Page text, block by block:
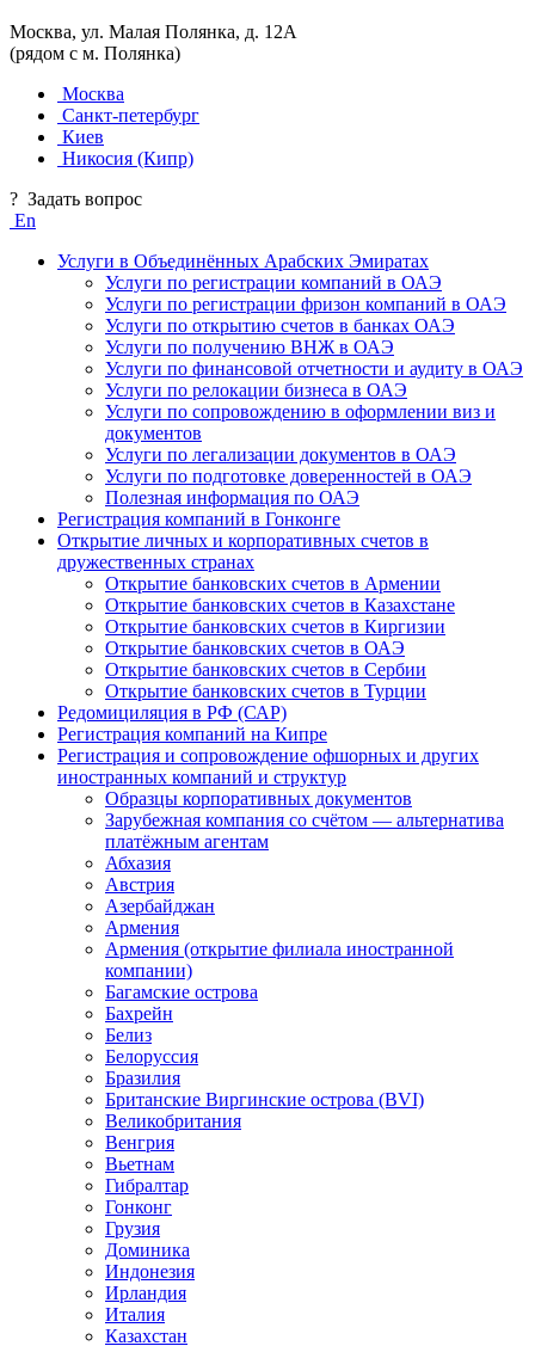
Москва, ул. Малая Полянка, д. 12А
(рядом с м. Полянка)
Москва
Санкт-петербург
Киев
Никосия (Кипр)
? Задать вопрос
En
Услуги в Объединённых Арабских Эмиратах
Услуги по регистрации компаний в ОАЭ
Услуги по регистрации фризон компаний в ОАЭ
Услуги по открытию счетов в банках ОАЭ
Услуги по получению ВНЖ в ОАЭ
Услуги по финансовой отчетности и аудиту в ОАЭ
Услуги по релокации бизнеса в ОАЭ
Услуги по сопровождению в оформлении виз и
документов
Услуги по легализации документов в ОАЭ
Услуги по подготовке доверенностей в ОАЭ
Полезная информация по ОАЭ
Регистрация компаний в Гонконге
Открытие личных и корпоративных счетов в
дружественных странах
Открытие банковских счетов в Армении
Открытие банковских счетов в Казахстане
Открытие банковских счетов в Киргизии
Открытие банковских счетов в ОАЭ
Открытие банковских счетов в Сербии
Открытие банковских счетов в Турции
Редомициляция в РФ (САР)
Регистрация компаний на Кипре
Регистрация и сопровождение офшорных и других
иностранных компаний и структур
Образцы корпоративных документов
Зарубежная компания со счётом — альтернатива
платёжным агентам
Абхазия
Австрия
Азербайджан
Армения
Армения (открытие филиала иностранной
компании)
Багамские острова
Бахрейн
Белиз
Белоруссия
Бразилия
Британские Виргинские острова (BVI)
Великобритания
Венгрия
Вьетнам
Гибралтар
Гонконг
Грузия
Доминика
Индонезия
Ирландия
Италия
Казахстан